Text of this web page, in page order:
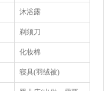
沐浴露
剃须刀
化妆棉
寝具(羽绒被)